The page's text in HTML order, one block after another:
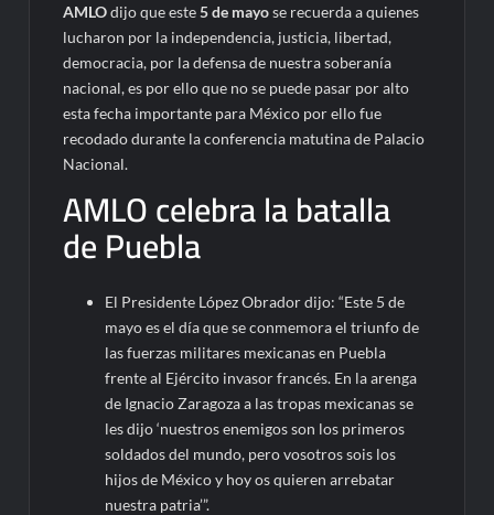
AMLOdijo que este5 de mayose recuerda a quienes
lucharon por la independencia, justicia, libertad,
democracia, por la defensa de nuestra soberanía
nacional, es por ello que no se puede pasar por alto
esta fecha importante para México por ello fue
recodado durante la conferencia matutina de Palacio
Nacional.
AMLO celebra la batalla
de Puebla
El Presidente López Obrador dijo: “Este 5 de
mayo es el día que se conmemora el triunfo de
las fuerzas militares mexicanas en Puebla
frente al Ejército invasor francés. En la arenga
de Ignacio Zaragoza a las tropas mexicanas se
les dijo ‘nuestros enemigos son los primeros
soldados del mundo, pero vosotros sois los
hijos de México y hoy os quieren arrebatar
nuestra patria’”.